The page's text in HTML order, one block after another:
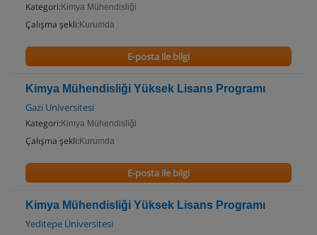
Kategori: Kimya Mühendisliği
Çalışma şekli: Kurumda
E-posta ile bilgi
Kimya Mühendisliği Yüksek Lisans Programı
Gazi Universitesi
Kategori: Kimya Mühendisliği
Çalışma şekli: Kurumda
E-posta ile bilgi
Kimya Mühendisliği Yüksek Lisans Programı
Yeditepe Üniversitesi